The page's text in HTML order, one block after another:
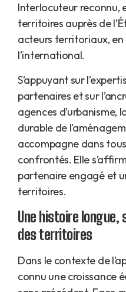
Interlocuteur reconnu,
territoires auprès de
acteurs territoriaux, en
l’international.
S’appuyant sur
partenaires et sur
agences d’urbanisme,
durable de
accompagne dans
confrontés. Elle
partenaire engagé et
territoires.
Une histoire longue,
des territoires
Dans le contexte de
connu une croissance